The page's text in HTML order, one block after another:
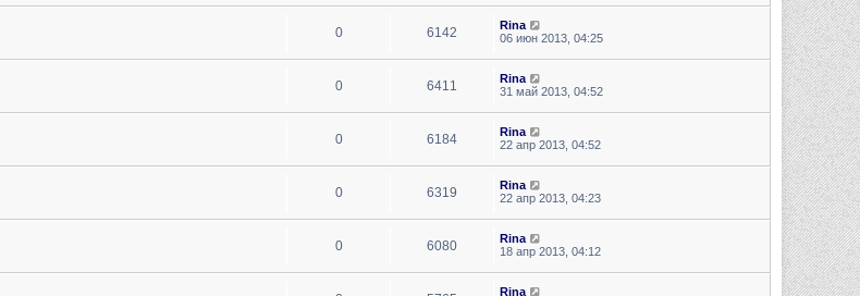
0 6142
Rina
06 июн 2013, 04:25
0 6411
Rina
31 май 2013, 04:52
0 6184
Rina
22 апр 2013, 04:52
0 6319
Rina
22 апр 2013, 04:23
0 6080
Rina
18 апр 2013, 04:12
Rina